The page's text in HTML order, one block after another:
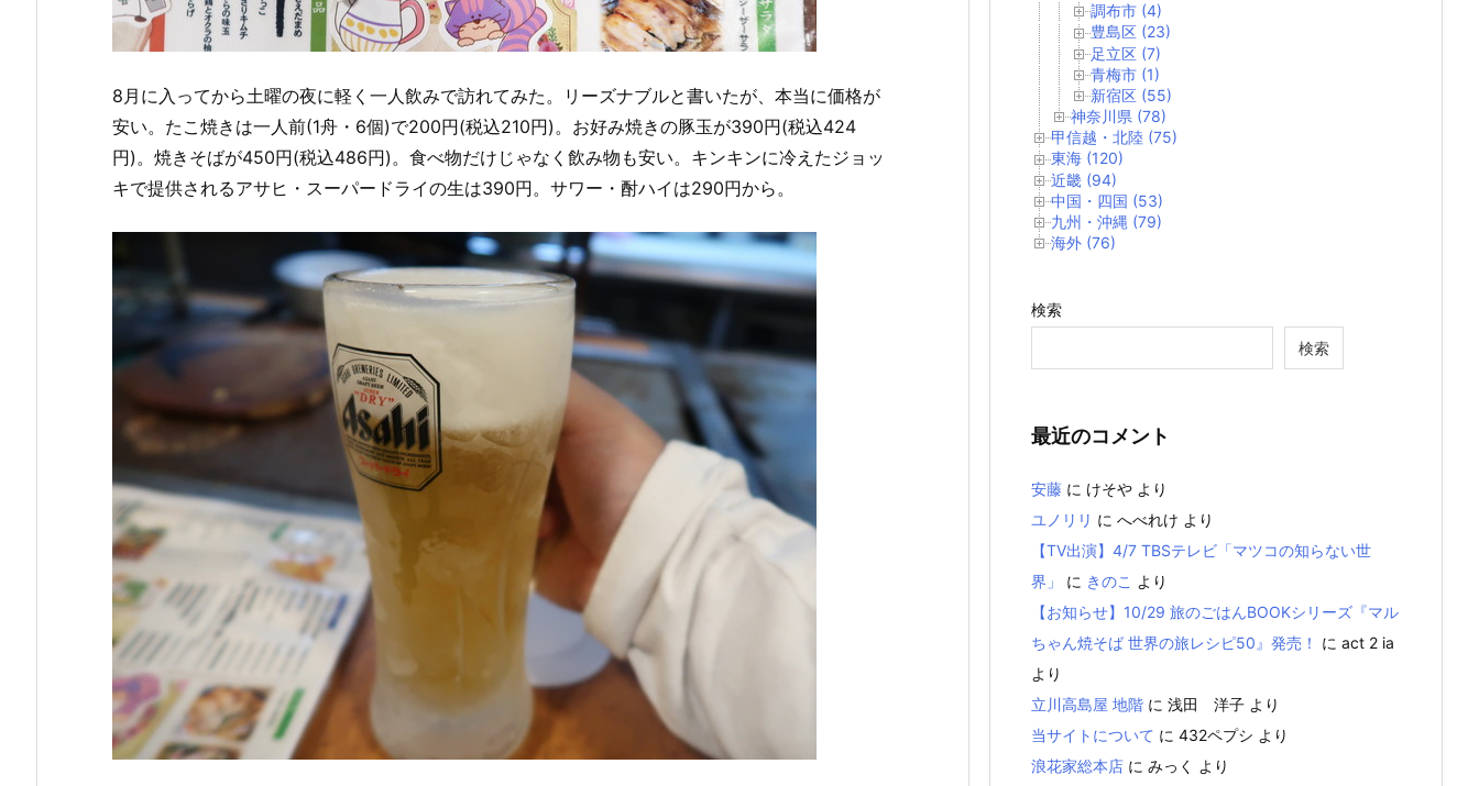
8月に入ってから土曜の夜に軽く一人飲みで訪れてみた。リーズナブルと書いたが、本当に価格が
安い。たこ焼きは一人前(1舟・6個)で200円(税込210円)。お好み焼きの豚玉が390円(税込424
円)。焼きそばが450円(税込486円)。食べ物だけじゃなく飲み物も安い。キンキンに冷えたジョッ
キで提供されるアサヒ・スーパードライの生は390円。サワー・酎ハイは290円から。
調布市 (4)
豊島区 (23)
足立区 (7)
青梅市 (1)
新宿区 (55)
神奈川県 (78)
甲信越・北陸 (75)
東海 (120)
近畿 (94)
中国・四国 (53)
九州・沖縄 (79)
海外 (76)
検索
検索
最近のコメント
安藤 に けそや より
ユノリリ に へべれけ より
【TV出演】4/7 TBSテレビ「マツコの知らない世
界」
に きのこ より
【お知らせ】10/29 旅のごはんBOOKシリーズ『マル
ちゃん焼そば 世界の旅レシピ50』発売！
に act 2 ia
より
立川高島屋 地階 に 浅田 洋子 より
当サイトについて に 432ペプシ より
浪花家総本店 に みっく
より